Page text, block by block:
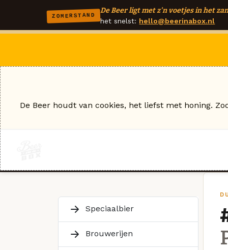
ZOMERSTAND
De Beer ligt met z'n voetjes in het
het snelst: hello@beerinabox.nl
Speciaalbier
Brouwerijen
De Beer houdt van cookies, het liefst met honing.